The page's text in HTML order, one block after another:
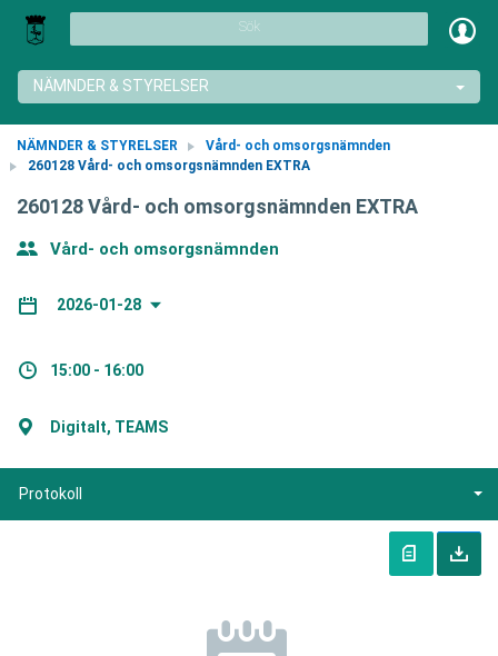
Sök
NÄMNDER & STYRELSER
NÄMNDER & STYRELSER
Vård- och omsorgsnämnden
260128 Vård- och omsorgsnämnden EXTRA
260128 Vård- och omsorgsnämnden EXTRA
Vård- och omsorgsnämnden
2026-01-28
15:00 - 16:00
Digitalt, TEAMS
Protokoll